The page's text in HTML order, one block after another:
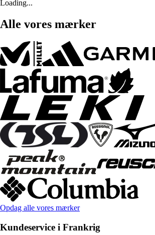
Loading...
Alle vores mærker
Opdag alle vores mærker
Kundeservice i Frankrig